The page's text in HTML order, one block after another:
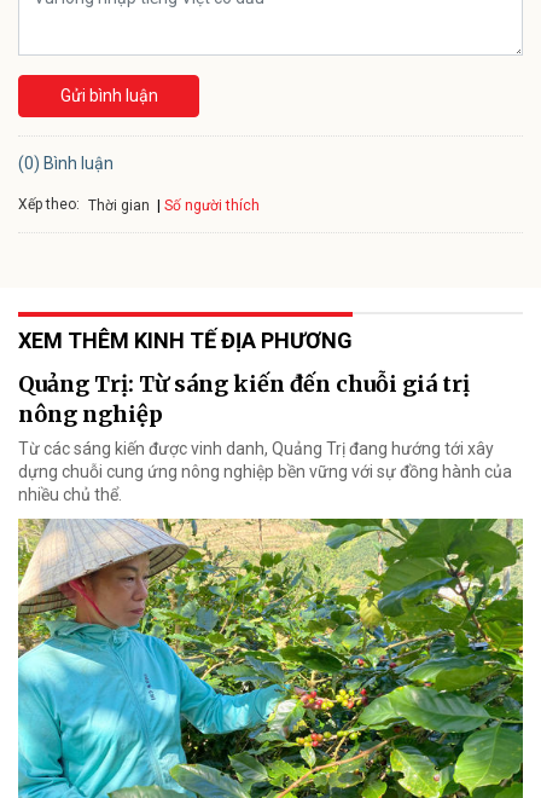
Gửi bình luận
(0) Bình luận
Xếp theo: Thời gian Số người thích
XEM THÊM KINH TẾ ĐỊA PHƯƠNG
Quảng Trị: Từ sáng kiến đến chuỗi giá trị
nông nghiệp
Từ các sáng kiến được vinh danh, Quảng Trị đang hướng tới xây
dựng chuỗi cung ứng nông nghiệp bền vững với sự đồng hành của
nhiều chủ thể.